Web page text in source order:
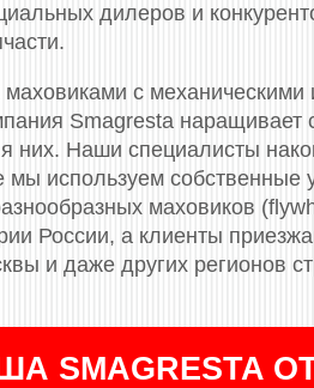
дилеров и
c
Smagresta
них. Наши специалисты
мы используем
маховиков
России, а клиенты
и даже других регионов
SMAGRESTA